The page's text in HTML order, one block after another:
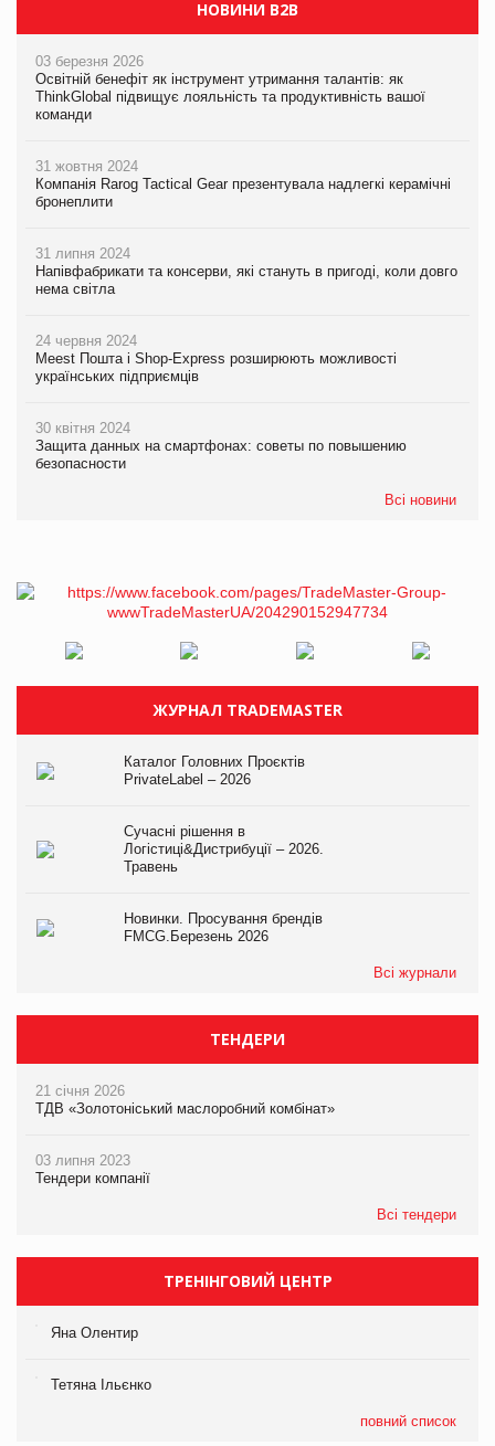
НОВИНИ B2B
03 березня 2026
Освітній бенефіт як інструмент утримання талантів: як
ThinkGlobal підвищує лояльність та продуктивність вашої
команди
31 жовтня 2024
Компанія Rarog Tactical Gear презентувала надлегкі керамічні
бронеплити
31 липня 2024
Напівфабрикати та консерви, які стануть в пригоді, коли довго
нема світла
24 червня 2024
Meest Пошта і Shop-Express розширюють можливості
українських підприємців
30 квітня 2024
Защита данных на смартфонах: советы по повышению
безопасности
Всі новини
ЖУРНАЛ TRADEMASTER
Каталог Головних Проєктів
PrivateLabel – 2026
Сучасні рішення в
Логістиці&Дистрибуції – 2026.
Травень
Новинки. Просування брендів
FMCG.Березень 2026
Всі журнали
ТЕНДЕРИ
21 січня 2026
ТДВ «Золотоніський маслоробний комбінат»
03 липня 2023
Тендери компанії
Всі тендери
ТРЕНІНГОВИЙ ЦЕНТР
Яна Олентир
Тетяна Ільєнко
повний список